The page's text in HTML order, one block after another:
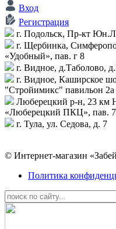
Вход
Регистрация
г. Подольск, Пр-кт
г. Щербинка,
«Удобный», пав. г 8
г. Видное, д.Таболово,
г. Видное, Каширское
"Стройимикс" павильон 2а
Люберецкий р-н, 23 км
«Люберецкий ПКЦ», пав.
г. Тула, ул. Седова, д. 7
© Интернет-магазин
Политика